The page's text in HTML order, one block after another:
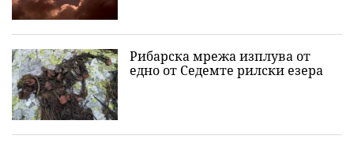
Рибарска мрежа изплува от
едно от Седемте рилски езера